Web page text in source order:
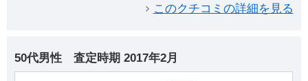
このクチコミの詳細を見る
50代男性 査定時期 2017年2月